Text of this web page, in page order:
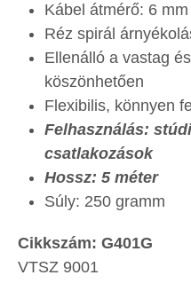
Kábel átmérő: 6 mm
Réz spirál
Ellenálló a vastag
köszönhetően
Flexibilis, könnyen
Felhasználás:
csatlakozások
Hossz: 5 méter
Súly: 250 gramm
Cikkszám: G401G
VTSZ 9001